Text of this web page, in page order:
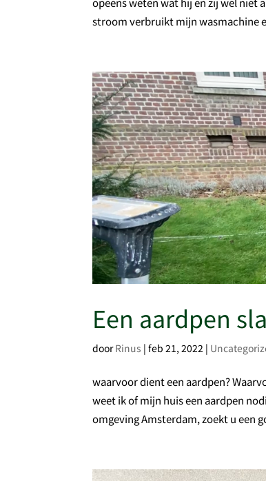
stroom verbruikt mijn wasmachine
Een aardpen
doorRinus |feb 21, 2022 |
waarvoor dient een aardpen?
weet ik of mijn huis een aardpen
omgeving Amsterdam, zoekt u een